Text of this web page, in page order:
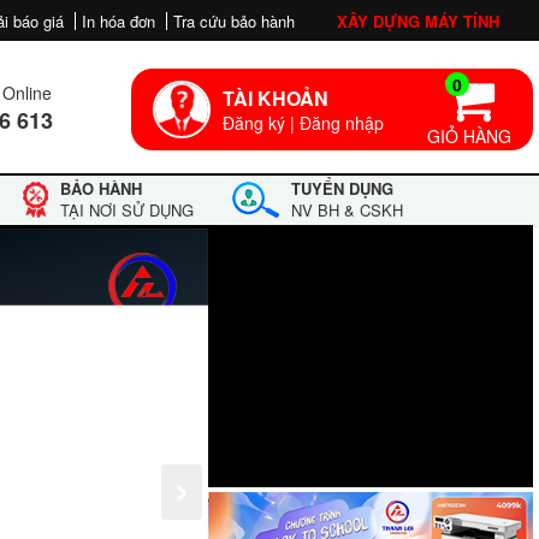
báo giá In hóa đơn Tra cứu bảo hành XÂY DỰNG MÁY TÍNH
613
TÀI KHOẢN
Đăng ký | Đăng nhập
0
GIỎ HÀNG
BẢO HÀNH
TẠI NƠI SỬ DỤNG
TUYỂN DỤNG
NV BH & CSKH